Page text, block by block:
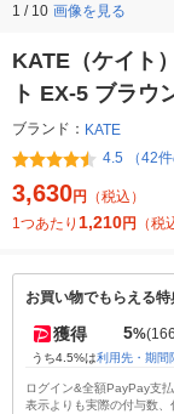
1 / 10 画像を見る
KATE（ケイト
ト EX-5 ブラ
ブランド： KATE
4.5 （42件
3,630円
（税込）
1つあたり 1,210円 （税
お買い物でもらえる特
獲得 5%
うち4.5%は利用先・期間
ログイン&全額PayPay支
表示よりも実際の付与数